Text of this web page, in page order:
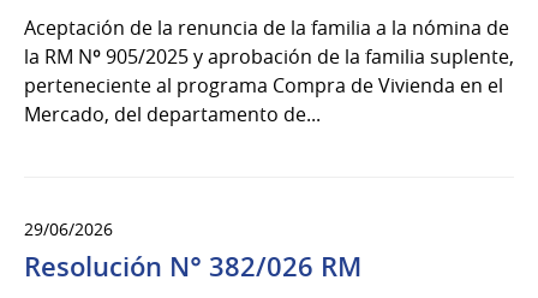
Aceptación de la renuncia de la familia a la nómina de
la RM Nº 905/2025 y aprobación de la familia suplente,
perteneciente al programa Compra de Vivienda en el
Mercado, del departamento de...
29/06/2026
Resolución N° 382/026 RM